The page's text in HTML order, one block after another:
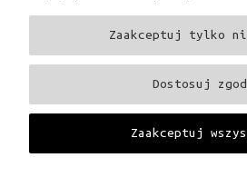
Oprawki i okulary Ray-BanOprawki i okulary
Oprawki i okulary Tom Ford
Oprawki i okulary Prada
Oprawki i okulary DiorOprawki i okulary
Oprawki i okulary FendiOprawki i
Oprawki i okulary Dolce & Gabbana
Zaakceptuj tylko
Dostosuj
Zaakceptuj